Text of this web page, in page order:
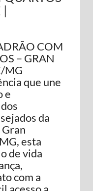
|
COM
– GRAN
MG
que une
e
da
esta
de vida
com a